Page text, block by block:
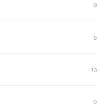
9
5
13
6